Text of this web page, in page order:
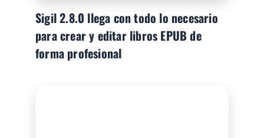
Sigil 2.8.0 llega con todo lo necesario
para crear y editar libros EPUB de
forma profesional